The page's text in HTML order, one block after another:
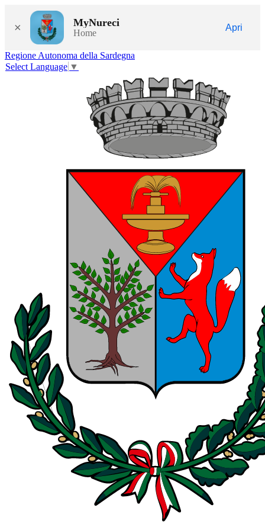
× MyNureci
Home
Apri
Regione Autonoma della Sardegna
Select Language ▼